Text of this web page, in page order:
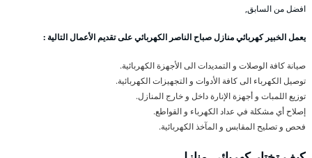
افضل من السابق,
يعمل الخبير كهربائي منازل صباح الناصر الكهربائي على تقديم الأعمال التالية :
صيانة كافة الوصلات و التمديدات الى الأجهزة الكهربائية.
توصيل الكهرباء الى كافة الأدوات و التجهيزات الكهربائية.
توزيع اللمبات و أجهزة الإنارة داخل و خارج المنازل.
إصلاح أي مشكلة في عداد الكهرباء و القواطع.
فحص و تصليح المقابس و المآخذ الكهربائية.